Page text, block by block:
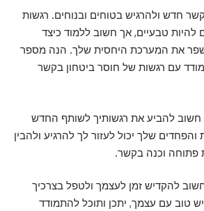
חדש ולהרגיש בטוחים ובנוחים. רגשות
להיות טבעיים, אך חשוב ללמוד כיצד
את המערכת היחסית שלך. הנה מספר
עם רגשות של חוסר ביטחון בקשר
חשוב להביע את רגשותיך לשותף החדש
שלך יכול לעזור לך להרגיע ולהבין
פתוחה וכנה בקשר.
להקדיש זמן לעצמך ולטפל בצרכיך
טוב עם עצמך, יתכן ותוכל להתמודד